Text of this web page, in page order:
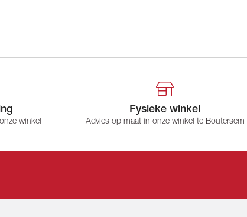
winkel
Fysieke winkel
Advies op maat in onze winkel te Boutersem